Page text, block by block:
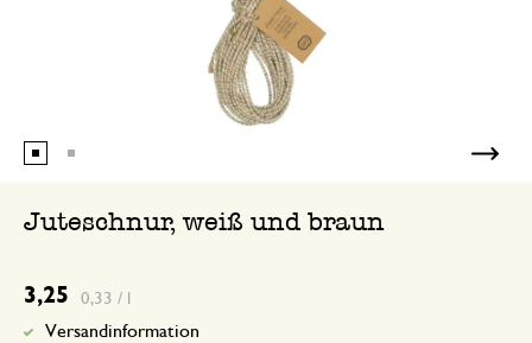
Juteschnur, weiß und braun
3,25 0,33 / l
Versandinformation